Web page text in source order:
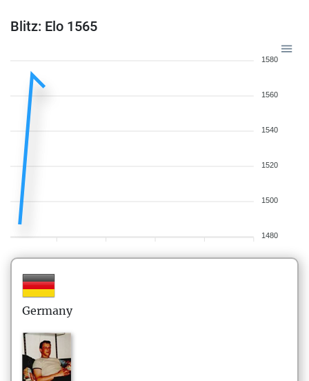
Blitz: Elo 1565
1580
1560
1540
1520
1500
1480
Germany